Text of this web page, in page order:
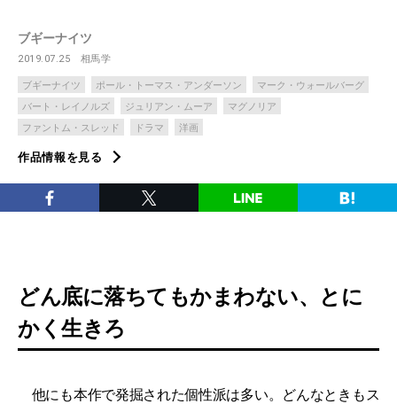
ブギーナイツ
2019.07.25 相馬学
ブギーナイツ ポール・トーマス・アンダーソン
マーク・ウォールバーグ
バート・レイノルズ
ジュリアン・ムーア
マグノリア
ファントム・スレッド
ドラマ 洋画
作品情報を見る
どん底に落ちてもかまわない、とに
かく生きろ
他にも本作で発掘された個性派は多い。どんなときもス